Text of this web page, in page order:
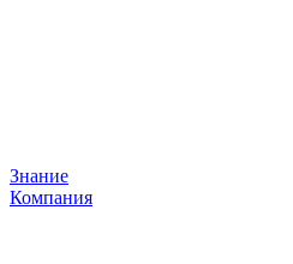
Знание
Компания